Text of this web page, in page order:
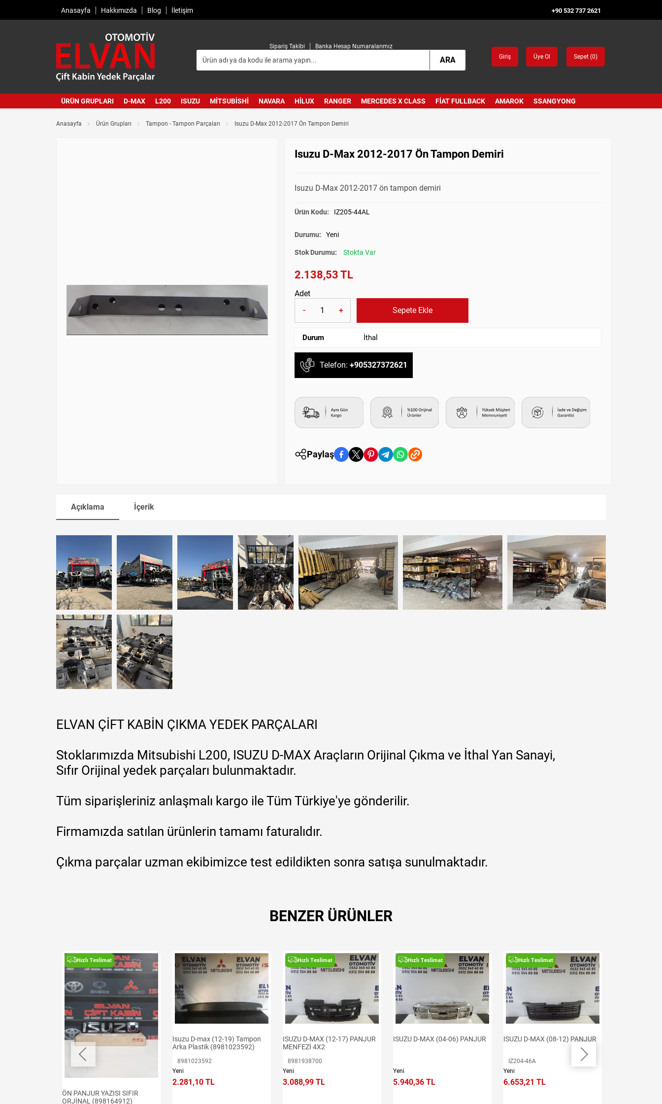
Anasayfa Hakkımızda Blog İletişim +90 532 737 2621
Sipariş Takibi Banka Hesap Numaralarımız
ARA Giriş Üye Ol Sepet (0)
ÜRÜN GRUPLARI D-MAX L200 ISUZU MITSUBISHI NAVARA HILUX RANGER MERCEDES X CLASS FIAT FULLBACK AMAROK SSANGYONG
Anasayfa Ürün Grupları Tampon - Tampon Parçaları Isuzu D-Max 2012-2017 Ön Tampon Demiri
Isuzu D-Max 2012-2017 Ön Tampon Demiri
Isuzu D-Max 2012-2017 ön tampon demiri
Ürün Kodu: IZ205-44AL
Durumu: Yeni
Stok Durumu: Stokta Var
2.138,53 TL
Adet
-
+ Sepete Ekle
Durum İthal
Telefon: +905327372621
Paylaş
Açıklama İçerik
ELVAN ÇİFT KABİN ÇIKMA YEDEK PARÇALARI
Stoklarımızda Mitsubishi L200, ISUZU D-MAX Araçların Orijinal Çıkma ve İthal Yan Sanayi,
Sıfır Orijinal yedek parçaları bulunmaktadır.
Tüm siparişleriniz anlaşmalı kargo ile Tüm Türkiye'ye gönderilir.
Firmamızda satılan ürünlerin tamamı faturalıdır.
Çıkma parçalar uzman ekibimizce test edildikten sonra satışa sunulmaktadır.
BENZER ÜRÜNLER
Hızlı Teslimat
ÖN PANJUR YAZISI SIFIR
ORJİNAL (898164912)
Isuzu D-max (12-19) Tampon
Arka Plastik (8981023592)
8981023592
Yeni
2.281,10 TL
Hızlı Teslimat
ISUZU D-MAX (12-17) PANJUR
MENFEZİ 4X2
8981938700
Yeni
3.088,99 TL
Hızlı Teslimat
ISUZU D-MAX (04-06) PANJUR
Yeni
5.940,36 TL
Hızlı Teslimat
ISUZU D-MAX (08-12) PANJUR
IZ204-46A
Yeni
6.653,21 TL